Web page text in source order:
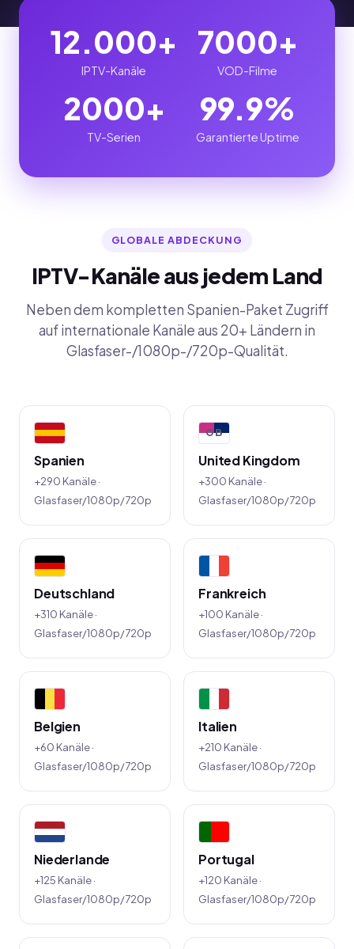
12.000+
IPTV-Kanäle
7000+
VOD-Filme
2000+
TV-Serien
99.9%
Garantierte Uptime
GLOBALE ABDECKUNG
IPTV-Kanäle aus jedem Land
Neben dem kompletten Spanien-Paket Zugriff
auf internationale Kanäle aus 20+ Ländern in
Glasfaser-/1080p-/720p-Qualität.
Spanien
+290 Kanäle ·
Glasfaser/1080p/720p
GB
United Kingdom
+300 Kanäle ·
Glasfaser/1080p/720p
Deutschland
+310 Kanäle ·
Glasfaser/1080p/720p
Frankreich
+100 Kanäle ·
Glasfaser/1080p/720p
Belgien
+60 Kanäle ·
Glasfaser/1080p/720p
Italien
+210 Kanäle ·
Glasfaser/1080p/720p
Niederlande
+125 Kanäle ·
Glasfaser/1080p/720p
Portugal
+120 Kanäle ·
Glasfaser/1080p/720p